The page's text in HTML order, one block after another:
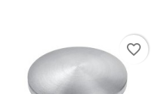
favorite_border